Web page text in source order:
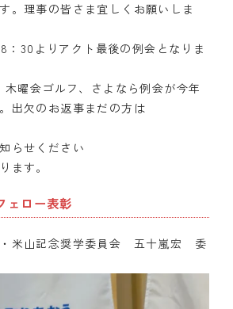
。理事の皆さま宜しくお願いしま
30よりアクト最後の例会となりま
曜会ゴルフ、さよなら例会が今年
出欠のお返事まだの方は
らせください
ます。
ェロー表彰
米山記念奨学委員会 五十嵐宏 委